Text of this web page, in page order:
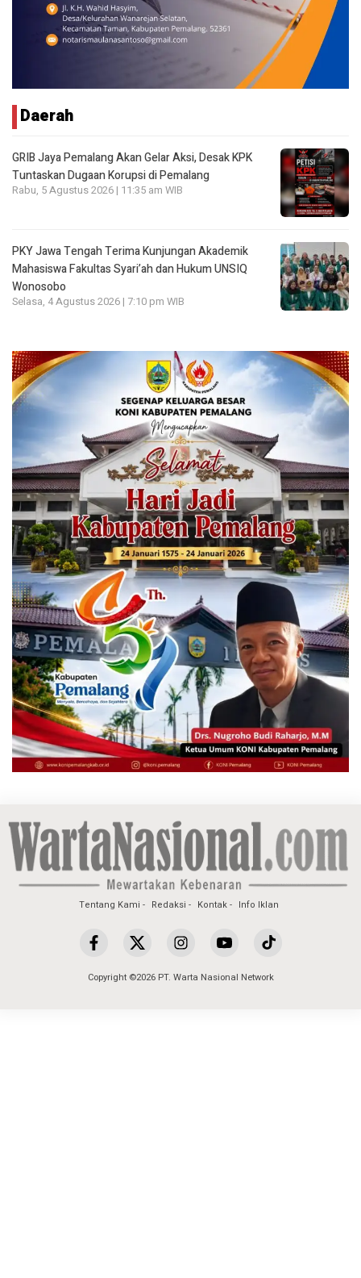
Daerah
GRIB Jaya Pemalang Akan Gelar Aksi, Desak KPK
Tuntaskan Dugaan Korupsi di Pemalang
Rabu, 5 Agustus 2026 | 11:35 am WIB
PKY Jawa Tengah Terima Kunjungan Akademik
Mahasiswa Fakultas Syari’ah dan Hukum UNSIQ
Wonosobo
Selasa, 4 Agustus 2026 | 7:10 pm WIB
Tentang Kami Redaksi Kontak Info Iklan
Copyright ©2026 PT. Warta Nasional Network